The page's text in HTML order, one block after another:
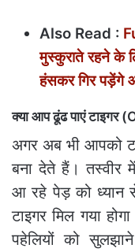
Also Read :
मुस्कुराते रहने के
हंसकर गिर पड़ेंगे
क्‍या आप ढूंढ पाएं
अगर अब भी आपको
बना देते हैं। तस्वीर
आ रहे पेड़ को
टाइगर मिल गया
पहेलियों को